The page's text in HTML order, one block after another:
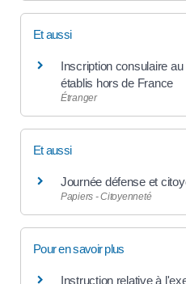
Et aussi
Inscription consulaire
établis hors de France
Étranger
Et aussi
Journée défense et
Papiers - Citoyenneté
Pour en savoir plus
Instruction relative à